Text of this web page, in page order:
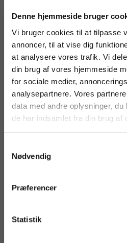
Denne hjemmeside bruger
Vi bruger cookies til at tilpasse
annoncer, til at vise dig
at analysere vores trafik. Vi
din brug af vores hjemmeside
for sociale medier,
analysepartnere. Vores
data med andre oplysninger,
de har indsamlet fra din brug af
Nødvendig
Præferencer
Statistik